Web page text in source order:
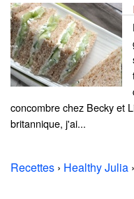
concombre chez Becky et
britannique, j'ai...
Recettes › Healthy Julia ›